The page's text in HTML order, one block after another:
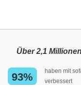
Über 2,1
93%
haben mit
verbessert